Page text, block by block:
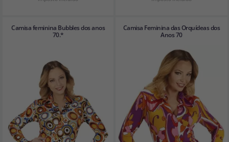
Camisa feminina Bubbles dos anos
70.*
Camisa Feminina das Orquídeas dos
Anos 70